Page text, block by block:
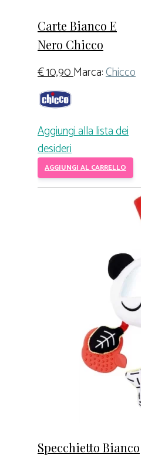
Carte Bianco E
Nero Chicco
€10,90Marca:Chicco
Aggiungi alla lista dei
desideri
AGGIUNGI AL CARRELLO
Specchietto Bianco